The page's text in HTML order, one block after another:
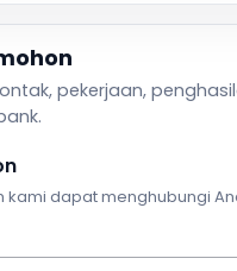
pekerjaan,
kami dapat menghubungi